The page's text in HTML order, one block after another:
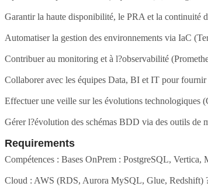
Garantir la haute disponibilité, le PRA et la continuité
Automatiser la gestion des environnements via IaC
Contribuer au monitoring et à l?observabilité
Collaborer avec les équipes Data, BI et IT pour fournir
Effectuer une veille sur les évolutions technologiques
Gérer l?évolution des schémas BDD via des outils de
Requirements
Compétences : Bases OnPrem : PostgreSQL, Vertica,
Cloud : AWS (RDS, Aurora MySQL, Glue, Redshift)